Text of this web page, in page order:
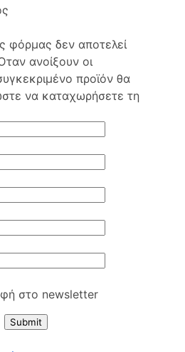
φόρμας δεν αποτελεί
ανοίξουν οι
προϊόν θα
να καταχωρήσετε τη
στο newsletter
Submit